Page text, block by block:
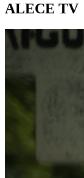
ALECE TV